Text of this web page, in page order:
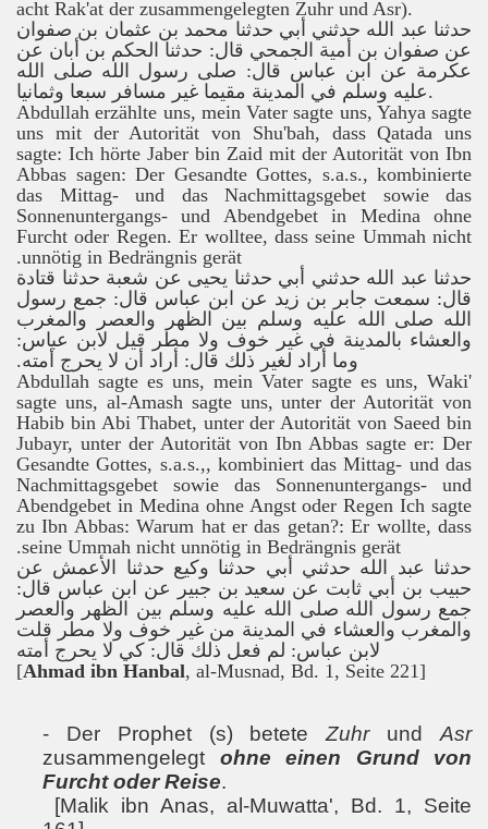
acht Rak'at der zusammengelegten Zuhr und Asr).
حدثنا عبد الله حدثني أبي حدثنا محمد بن عثمان بن صفوان
عن صفوان بن أمية الجمحي قال: حدثنا الحكم بن أبان عن
عكرمة عن ابن عباس قال: صلى رسول الله صلى الله
عليه وسلم في المدينة مقيما غير مسافر سبعا وثمانيا.
Abdullah erzählte uns, mein Vater sagte uns, Yahya sagte
uns mit der Autorität von Shu'bah, dass Qatada uns
sagte: Ich hörte Jaber bin Zaid mit der Autorität von Ibn
Abbas sagen: Der Gesandte Gottes, s.a.s., kombinierte
das Mittag- und das Nachmittagsgebet sowie das
Sonnenuntergangs- und Abendgebet in Medina ohne
Furcht oder Regen.Er wolltee, dass seine Ummah nicht
unnötig in Bedrängnis gerät.
حدثنا عبد الله حدثني أبي حدثنا يحيى عن شعبة حدثنا قتادة
قال: سمعت جابر بن زيد عن ابن عباس قال: جمع رسول
الله صلى الله عليه وسلم بين الظهر والعصر والمغرب
والعشاء بالمدينة في غير خوف ولا مطر قيل لابن عباس:
وما أراد لغير ذلك قال: أراد أن لا يحرج أمته.
Abdullah sagte es uns, mein Vater sagte es uns, Waki'
sagte uns, al-Amash sagte uns, unter der Autorität von
Habib bin Abi Thabet, unter der Autorität von Saeed bin
Jubayr, unter der Autorität von Ibn Abbas sagte er: Der
Gesandte Gottes, s.a.s.,, kombiniert das Mittag- und das
Nachmittagsgebet sowie das Sonnenuntergangs- und
Abendgebet in Medina ohne Angst oder Regen Ich sagte
zu Ibn Abbas: Warum hat er das getan?:Er wollte, dass
seine Ummah nicht unnötig in Bedrängnis gerät.
حدثنا عبد الله حدثني أبي حدثنا وكيع حدثنا الأعمش عن
حبيب بن أبي ثابت عن سعيد بن جبير عن ابن عباس قال:
جمع رسول الله صلى الله عليه وسلم بين الظهر والعصر
والمغرب والعشاء في المدينة من غير خوف ولا مطر قلت
لابن عباس: لم فعل ذلك قال: كي لا يحرج أمته
[
Ahmad ibn Hanbal, al-Musnad, Bd. 1, Seite 221]
- Der Prophet (s) beteteZuhrundAsr
zusammengelegt ohne einen Grund von
Furcht oder Reise.
[Malik ibn Anas, al-Muwatta', Bd. 1, Seite